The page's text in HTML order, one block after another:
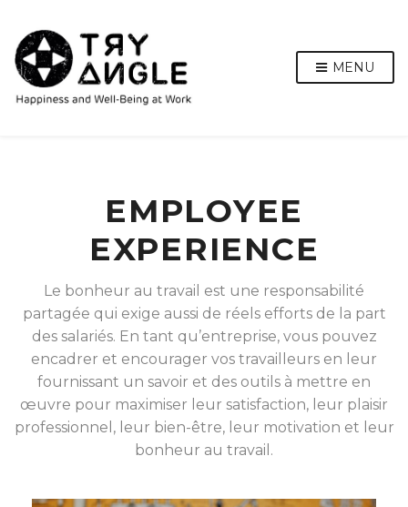
MENU
EMPLOYEE
EXPERIENCE
Le bonheur au travail est une responsabilité
partagée qui exige aussi de réels efforts de la part
des salariés. En tant qu’entreprise, vous pouvez
encadrer et encourager vos travailleurs en leur
fournissant un savoir et des outils à mettre en
œuvre pour maximiser leur satisfaction, leur plaisir
professionnel, leur bien-être, leur motivation et leur
bonheur au travail.